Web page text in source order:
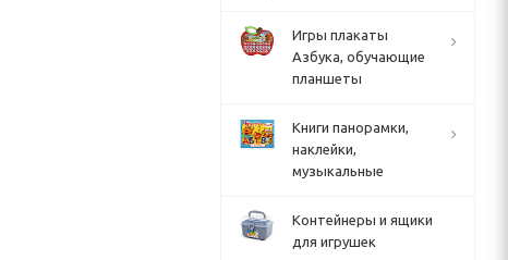
Игры плакаты
Азбука, обучающие
планшеты
Книги панорамки,
наклейки,
музыкальные
Контейнеры и ящики
для игрушек